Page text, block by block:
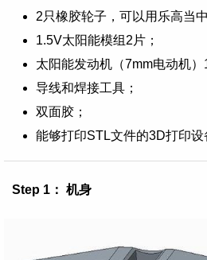
2只橡胶轮子，可以用乐高当
1.5V太阳能模组2片；
太阳能发动机（7mm电动机）
导线和焊接工具；
双面胶；
能够打印STL文件的3D打印设
Step 1： 机身